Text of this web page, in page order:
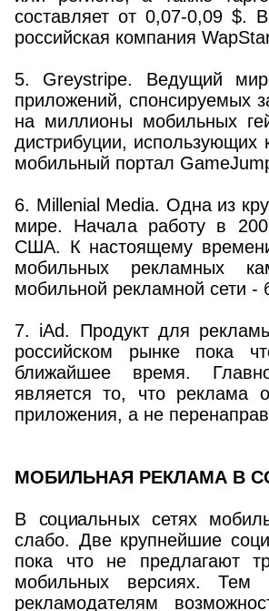
составляет от 0,07-0,09 $.
российская компания
5. Greystripe. Ведущий
приложений, спонсируемых
на миллионы мобильных
дистрибуции, использующих
мобильный портал
6. Millenial Media. Одна из
мире. Начала работу в
США. К настоящему
мобильных рекламных
мобильной рекламной сети -
7. iAd. Продукт для
российском рынке пока
ближайшее время.
является то, что реклама
приложения, а не
МОБИЛЬНАЯ РЕКЛАМА В
В социальных сетях
слабо. Две крупнейшие
пока что не предлагают
мобильных версиях. Тем
рекламодателям